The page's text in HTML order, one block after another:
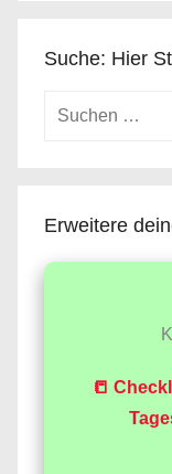
Suche: Hier
Suchen
Erweitere
📒